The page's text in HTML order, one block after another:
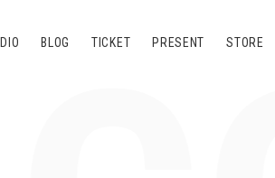
BLOG TICKET PRESENT STORE